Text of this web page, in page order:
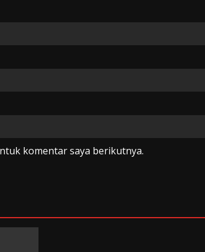
komentar saya berikutnya.